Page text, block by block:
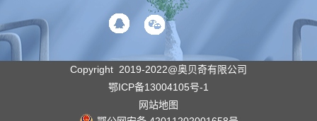
Copyright 2019-2022@奥贝奇有限公司
鄂ICP备13004105号-1
网站地图